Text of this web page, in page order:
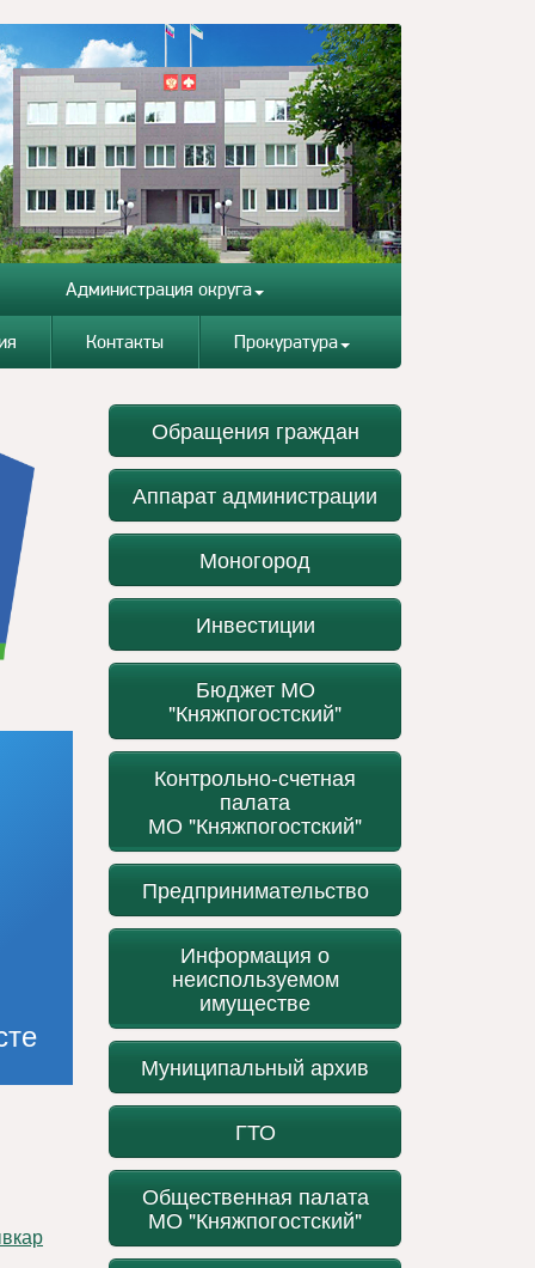
Администрация округа
Контакты Прокуратура
Обращения граждан
Аппарат администрации
Моногород
Инвестиции
Бюджет МО
"Княжпогостский"
Контрольно-счетная
палата
МО "Княжпогостский"
Предпринимательство
Информация о
неиспользуемом
имуществе
Муниципальный архив
ГТО
Общественная палата
МО "Княжпогостский"